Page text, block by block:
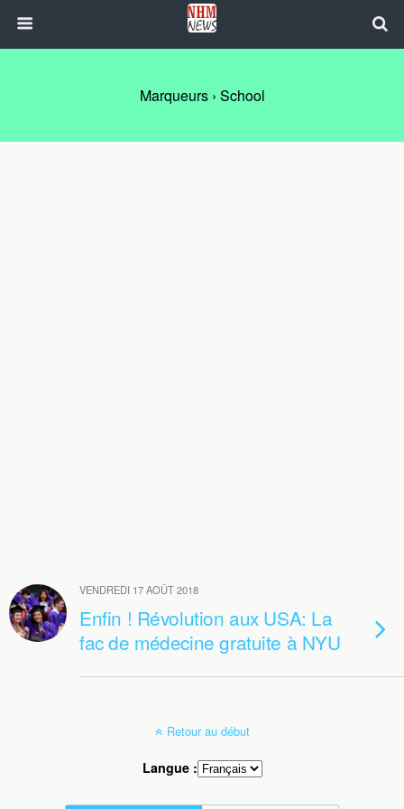
Marqueurs › School
VENDREDI 17 AOÛT 2018
Enfin ! Révolution aux USA: La
fac de médecine gratuite à NYU
Retour au début
Langue :